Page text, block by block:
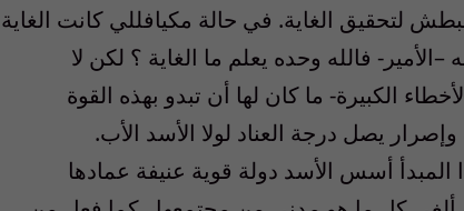
لتحقيق الغاية. في حالة مكيافللي كانت الغاية
فالله وحده يعلم ما الغاية ؟ لكن لا
الكبيرة- ما كان لها أن تبدو بهذه القوة
يصل درجة العناد لولا الأسد الأب.
أسس الأسد دولة قوية عنيفة عمادها